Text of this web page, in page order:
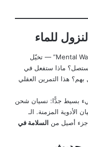
قبل أيّ رحلة، اقضِ دقيقتين في “Mental Walk-through” — تخيّل
ستصل؟ ماذا ستفعل في
هذا التمرين العقلي
بسيط جدًّا: نسيان شحن
الأدوية المزمنة. الـ
السلامة في